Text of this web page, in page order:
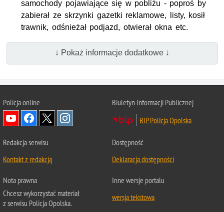
samochody pojawiające się w pobliżu - poproś by
zabierał ze skrzynki gazetki reklamowe, listy, kosił
trawnik, odśnieżał podjazd, otwierał okna etc.
↓ Pokaż informacje dodatkowe ↓
Policja online
Biuletyn Informacji Publicznej
BIP Policja Opolska
Redakcja serwisu
Kontakt z redakcją
Dostępność
Deklaracja dostępności
Nota prawna
Chcesz wykorzystać materiał
z serwisu Policja Opolska.
Inne wersje portalu
wersja tekstowa